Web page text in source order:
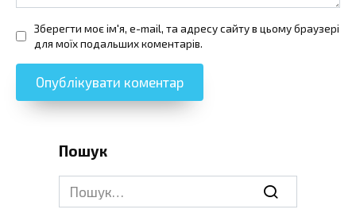
Зберегти моє ім'я, e-mail, та адресу сайту в цьому браузері
для моїх подальших коментарів.
Пошук
Search
for: